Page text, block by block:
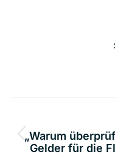
„Warum
Gelder für die